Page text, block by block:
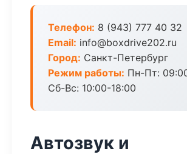
Телефон: 8 (943) 777 40 32
Email: info@boxdrive202.ru
Город: Санкт-Петербург
Режим работы: Пн-Пт:
Сб-Вс: 10:00-18:00
Автозвук и